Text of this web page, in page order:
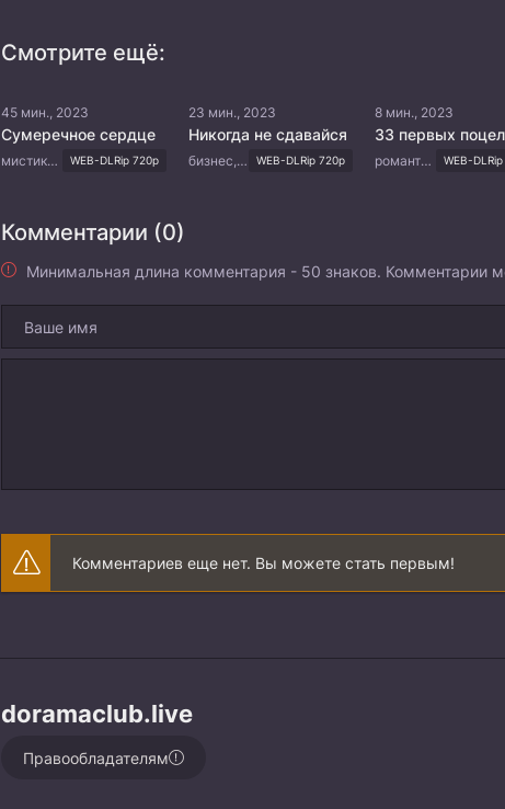
Смотрите ещё:
45 мин., 2023
Сумеречное сердце
мистика, романтика WEB-DLRip 720p
23 мин., 2023
Никогда не сдавайся
бизнес, комедия, драма WEB-DLRip 720p
8 мин., 2023
33 первых
романтика, драма WEB-
Комментарии (0)
Минимальная длина комментария - 50 знаков. Комментарии
Комментариев еще нет. Вы можете стать первым!
doramaclub.live
Правообладателям